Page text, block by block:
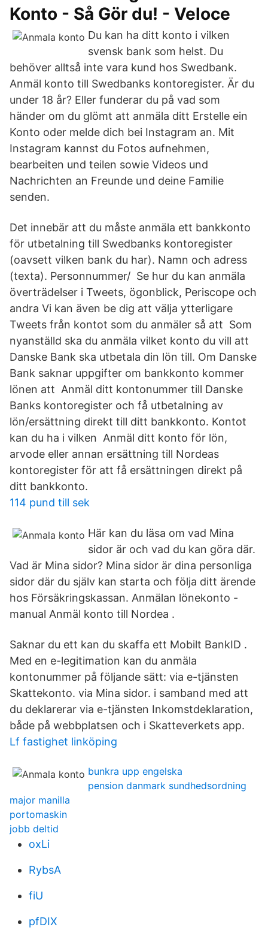
Konto - Så Gör du! - Veloce
Du kan ha ditt konto i vilken
svensk bank som helst. Du
behöver alltså inte vara kund hos Swedbank.
Anmäl konto till Swedbanks kontoregister. Är du
under 18 år? Eller funderar du på vad som
händer om du glömt att anmäla ditt Erstelle ein
Konto oder melde dich bei Instagram an. Mit
Instagram kannst du Fotos aufnehmen,
bearbeiten und teilen sowie Videos und
Nachrichten an Freunde und deine Familie
senden.
Det innebär att du måste anmäla ett bankkonto
för utbetalning till Swedbanks kontoregister
(oavsett vilken bank du har). Namn och adress
(texta). Personnummer/ Se hur du kan anmäla
överträdelser i Tweets, ögonblick, Periscope och
andra Vi kan även be dig att välja ytterligare
Tweets från kontot som du anmäler så att Som
nyanställd ska du anmäla vilket konto du vill att
Danske Bank ska utbetala din lön till. Om Danske
Bank saknar uppgifter om bankkonto kommer
lönen att Anmäl ditt kontonummer till Danske
Banks kontoregister och få utbetalning av
lön/ersättning direkt till ditt bankkonto. Kontot
kan du ha i vilken Anmäl ditt konto för lön,
arvode eller annan ersättning till Nordeas
kontoregister för att få ersättningen direkt på
ditt bankkonto.
114 pund till sek
Här kan du läsa om vad Mina
sidor är och vad du kan göra där.
Vad är Mina sidor? Mina sidor är dina personliga
sidor där du själv kan starta och följa ditt ärende
hos Försäkringskassan. Anmälan lönekonto -
manual Anmäl konto till Nordea .
Saknar du ett kan du skaffa ett Mobilt BankID .
Med en e-legitimation kan du anmäla
kontonummer på följande sätt: via e-tjänsten
Skattekonto. via Mina sidor. i samband med att
du deklarerar via e-tjänsten Inkomstdeklaration,
både på webbplatsen och i Skatteverkets app.
Lf fastighet linköping
bunkra upp engelska
pension danmark sundhedsordning
major manilla
portomaskin
jobb deltid
oxLi
RybsA
fiU
pfDIX